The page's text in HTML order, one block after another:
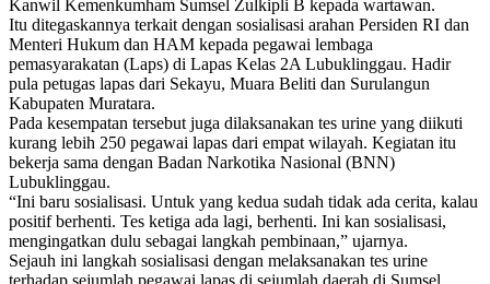
Kanwil Kemenkumham Sumsel Zulkipli B kepada wartawan.
Itu ditegaskannya terkait dengan sosialisasi arahan Persiden RI dan
Menteri Hukum dan HAM kepada pegawai lembaga
pemasyarakatan (Laps) di Lapas Kelas 2A Lubuklinggau. Hadir
pula petugas lapas dari Sekayu, Muara Beliti dan Surulangun
Kabupaten Muratara.
Pada kesempatan tersebut juga dilaksanakan tes urine yang diikuti
kurang lebih 250 pegawai lapas dari empat wilayah. Kegiatan itu
bekerja sama dengan Badan Narkotika Nasional (BNN)
Lubuklinggau.
“Ini baru sosialisasi. Untuk yang kedua sudah tidak ada cerita, kalau
positif berhenti. Tes ketiga ada lagi, berhenti. Ini kan sosialisasi,
mengingatkan dulu sebagai langkah pembinaan,” ujarnya.
Sejauh ini langkah sosialisasi dengan melaksanakan tes urine
terhadap sejumlah pegawai lapas di sejumlah daerah di Sumsel